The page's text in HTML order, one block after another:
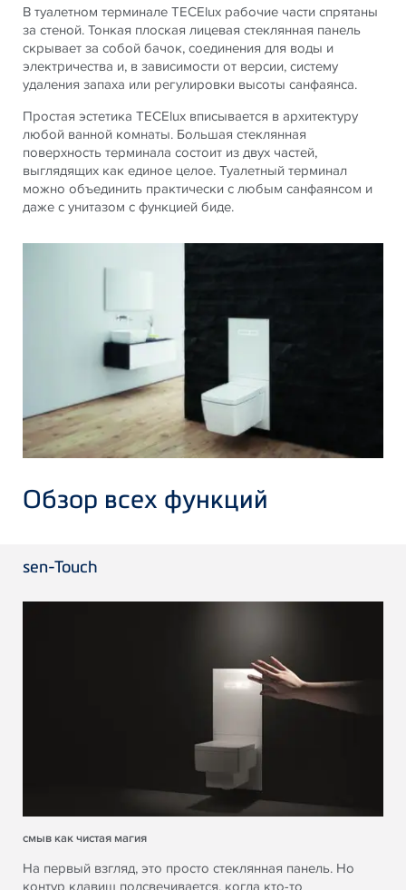
В туалетном терминале TECElux рабочие части спрятаны
за стеной. Тонкая плоская лицевая стеклянная панель
скрывает за собой бачок, соединения для воды и
электричества и, в зависимости от версии, систему
удаления запаха или регулировки высоты санфаянса.
Простая эстетика TECElux вписывается в архитектуру
любой ванной комнаты. Большая стеклянная
поверхность терминала состоит из двух частей,
выглядящих как единое целое. Туалетный терминал
можно объединить практически с любым санфаянсом и
даже с унитазом с функцией биде.
Обзор всех функций
sen-Touch
смыв как чистая магия
На первый взгляд, это просто стеклянная панель. Но
контур клавиш подсвечивается, когда кто-то